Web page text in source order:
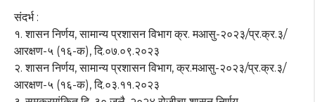
संदर्भ :
१. शासन निर्णय, सामान्य प्रशासन विभाग क्र. मआसु-२०२३/प्र.क्र.३/
आरक्षण-५ (१६-क), दि.०७.०९.२०२३
२. शासन निर्णय, सामान्य प्रशासन विभाग, क्र.मआसु-२०२३/प्र.क्र.३/
आरक्षण-५ (१६-क), दि.०३.११.२०२३